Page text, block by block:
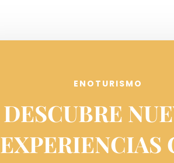
ENOTURISMO
DESCUBRE
EXPERIENCIAS